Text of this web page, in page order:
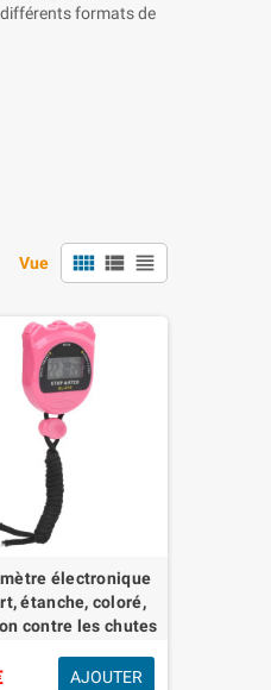
formats de
Vue view_comfy view_list view_headline
électronique
étanche, coloré,
contre les chutes
le fitness po
AJOUTER